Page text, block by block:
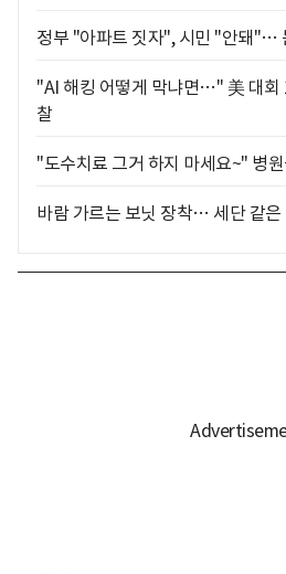
정부 "아파트 짓자", 시민 "안돼"…
"AI 해킹 어떻게 막냐면…" 美 대회
찰
"도수치료 그거 하지 마세요~" 병
바람 가르는 보닛 장착… 세단 같은